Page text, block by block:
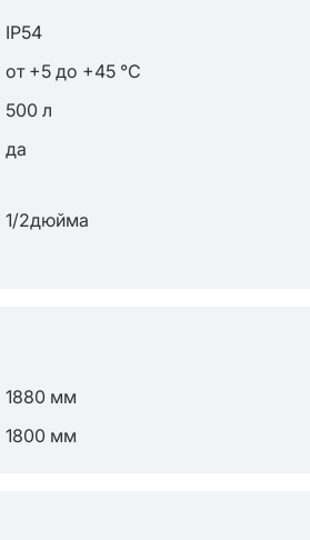
IP54
от +5 до +45 °C
500 л
да
1/2дюйма
1880 мм
1800 мм